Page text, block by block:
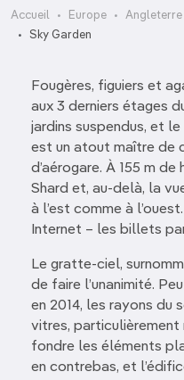
Accueil Europe Angleterre
Sky Garden
Fougères, figuiers et
aux 3 derniers étages
jardins suspendus, et
est un atout maître de
d’aérogare. À 155 m
Shard et, au-delà, la
à l’est comme à
Internet – les billets
Le gratte-ciel,
de faire l’unanimité.
en 2014, les rayons du
vitres,
fondre les éléments
en contrebas, et